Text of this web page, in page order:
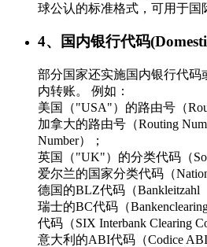
球公认的标准格式，可用于国
4、国内银行代码
部分国家还实施国内银行代码
内转账。 例如：
美国（"USA"）的路由号（
加拿大的路由号（Routing
Number）；
英国（"UK"）的分类代码（
爱尔兰的国家分类代码（
德国的BLZ代码（Bankleitzahl
瑞士的BC代码（
代码（SIX Interbank Clearing
意大利的ABI代码（Codice